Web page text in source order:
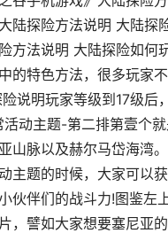
陆探险方法说明 大陆
方法说明 大陆探险如
的特色方法，很多玩家
说明玩家等级到17级
动主题-第二排第壹个
山脉以及赫尔马岱海湾
主题的时候，大家可以
伙伴们的战斗力!图鉴左
，譬如大家想要塞尼亚